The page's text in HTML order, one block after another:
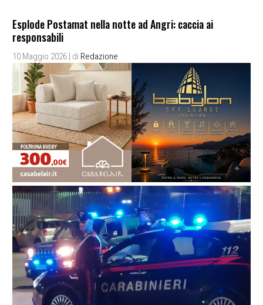
Esplode Postamat nella notte ad Angri: caccia ai
responsabili
10 Maggio 2026 | di Redazione